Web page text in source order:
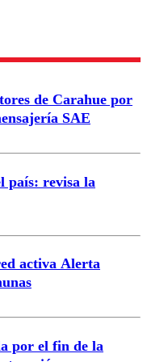
de Carahue por
SAE
país: revisa la
activa Alerta
por el fin de la